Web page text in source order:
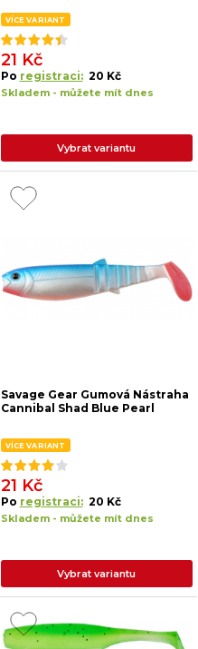
VÍCE VARIANT
21 Kč
Po registraci: 20 Kč
Skladem - můžete mít dnes
Vybrat variantu
Savage Gear Gumová Nástraha
Cannibal Shad Blue Pearl
VÍCE VARIANT
21 Kč
Po registraci: 20 Kč
Skladem - můžete mít dnes
Vybrat variantu